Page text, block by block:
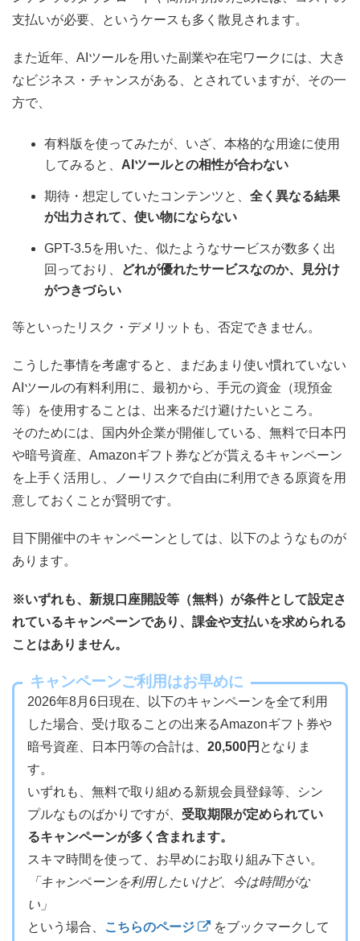
支払いが必要、というケースも多く散見されます。
また近年、AIツールを用いた副業や在宅ワークには、大き
なビジネス・チャンスがある、とされていますが、その一
方で、
有料版を使ってみたが、いざ、本格的な用途に使用
してみると、 AIツールとの相性が合わない
期待・想定していたコンテンツと、 全く異なる結果
が出力されて、使い物にならない
GPT-3.5を用いた、似たようなサービスが数多く出
回っており、
どれが優れたサービスなのか、見分け
がつきづらい
等といったリスク・デメリットも、否定できません。
こうした事情を考慮すると、まだあまり使い慣れていない
AIツールの有料利用に、最初から、手元の資金（現預金
等）を使用することは、出来るだけ避けたいところ。
そのためには、国内外企業が開催している、無料で日本円
や暗号資産、Amazonギフト券などが貰えるキャンペーン
を上手く活用し、ノーリスクで自由に利用できる原資を用
意しておくことが賢明です。
目下開催中のキャンペーンとしては、以下のようなものが
あります。
※いずれも、新規口座開設等（無料）が条件として設定さ
れているキャンペーンであり、課金や支払いを求められる
ことはありません。
キャンペーンご利用はお早めに
2026年8月6日現在、以下のキャンペーンを全て利用
した場合、受け取ることの出来るAmazonギフト券や
暗号資産、日本円等の合計は、 20,500円 となりま
す。
いずれも、無料で取り組める新規会員登録等、シン
プルなものばかりですが、 受取期限が定められてい
るキャンペーンが多く含まれます。
スキマ時間を使って、お早めにお取り組み下さい。
「キャンペーンを利用したいけど、今は時間がな
い」
という場合、
こちらのページ
をブックマークして